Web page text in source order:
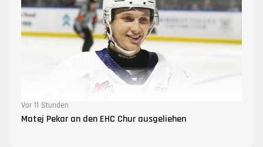
Vor 11 Stunden
Matej Pekar an den EHC Chur ausgeliehen